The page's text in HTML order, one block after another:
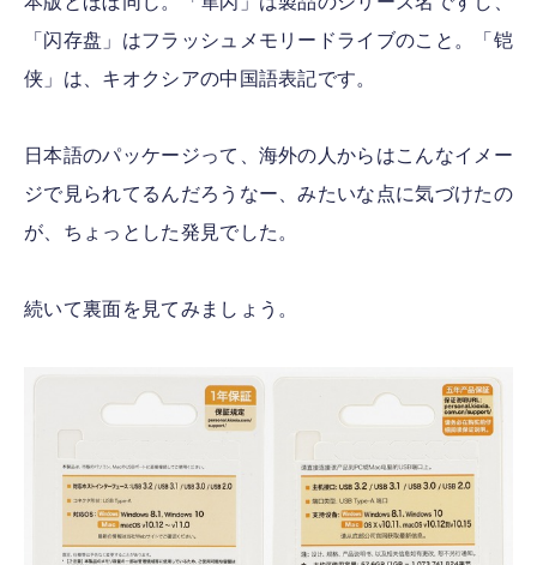
「闪存盘」はフラッシュメモリードライブのこと。「铠
侠」は、キオクシアの中国語表記です。
日本語のパッケージって、海外の人からはこんなイメー
ジで見られてるんだろうなー、みたいな点に気づけたの
が、ちょっとした発見でした。
続いて裏面を見てみましょう。